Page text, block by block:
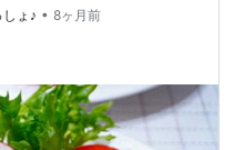
。必ず「木綿」を選ん
しく解説 ここテストに出
ょ♪ • 8ヶ月前